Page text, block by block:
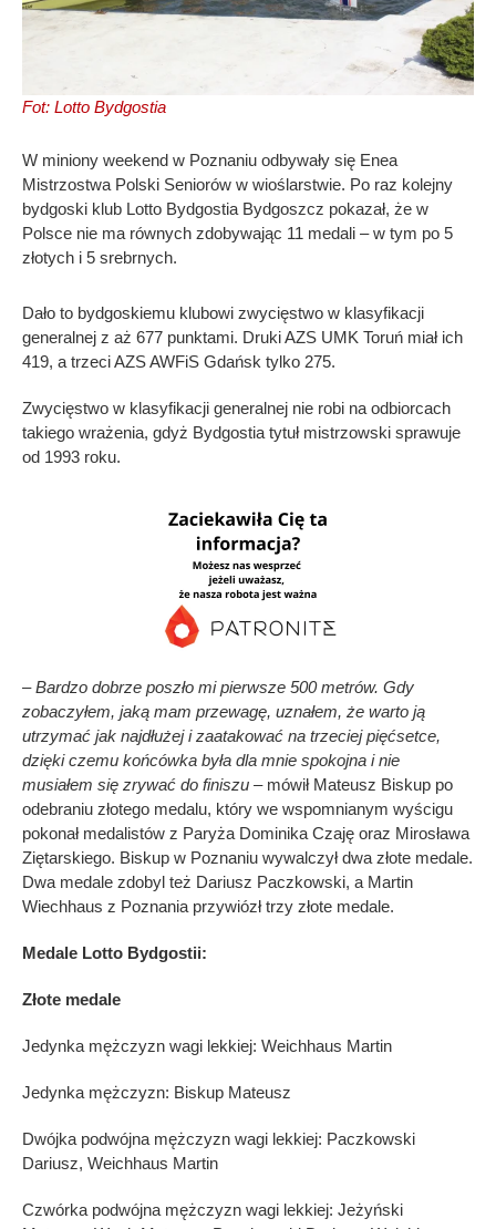
Fot: Lotto Bydgostia
W miniony weekend w Poznaniu odbywały się Enea
Mistrzostwa Polski Seniorów w wioślarstwie. Po raz kolejny
bydgoski klub Lotto Bydgostia Bydgoszcz pokazał, że w
Polsce nie ma równych zdobywając 11 medali – w tym po 5
złotych i 5 srebrnych.
Dało to bydgoskiemu klubowi zwycięstwo w klasyfikacji
generalnej z aż 677 punktami. Druki AZS UMK Toruń miał ich
419, a trzeci AZS AWFiS Gdańsk tylko 275.
Zwycięstwo w klasyfikacji generalnej nie robi na odbiorcach
takiego wrażenia, gdyż Bydgostia tytuł mistrzowski sprawuje
od 1993 roku.
– Bardzo dobrze poszło mi pierwsze 500 metrów. Gdy
zobaczyłem, jaką mam przewagę, uznałem, że warto ją
utrzymać jak najdłużej i zaatakować na trzeciej pięćsetce,
dzięki czemu końcówka była dla mnie spokojna i nie
musiałem się zrywać do finiszu –mówił Mateusz Biskup po
odebraniu złotego medalu, który we wspomnianym wyścigu
pokonał medalistów z Paryża Dominika Czaję oraz Mirosława
Ziętarskiego. Biskup w Poznaniu wywalczył dwa złote medale.
Dwa medale zdobyl też Dariusz Paczkowski, a Martin
Wiechhaus z Poznania przywiózł trzy złote medale.
Medale Lotto Bydgostii:
Złote medale
Jedynka mężczyzn wagi lekkiej: Weichhaus Martin
Jedynka mężczyzn: Biskup Mateusz
Dwójka podwójna mężczyzn wagi lekkiej: Paczkowski
Dariusz, Weichhaus Martin
Czwórka podwójna mężczyzn wagi lekkiej: Jeżyński